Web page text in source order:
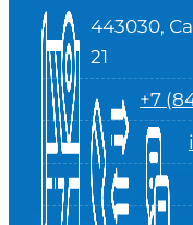
443030,
21
+7